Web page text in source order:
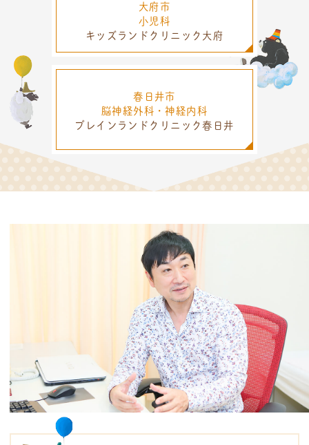
大府市
小児科
キッズランドクリニック大府
春日井市
脳神経外科・神経内科
ブレインランドクリニック春日井